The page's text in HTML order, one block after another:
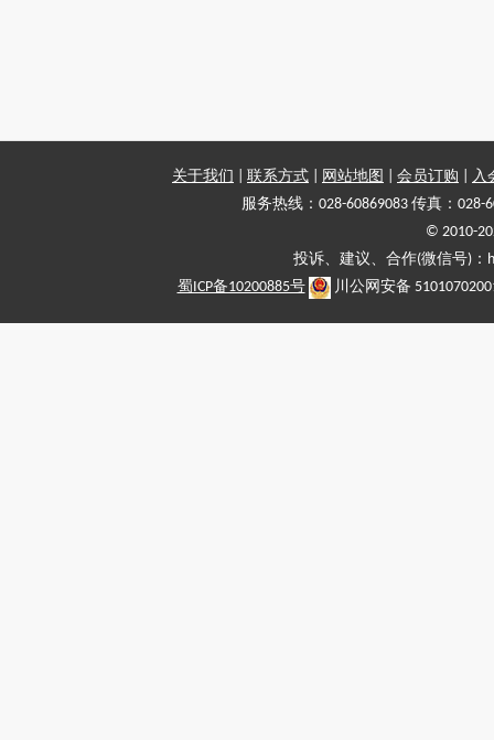
关于我们 联系方式 网站地图 会员订购
入
服务热线：028-60869083 传真：028-
© 2010-
投诉、建议、合作(微信号)
蜀ICP备10200885号
川公网安备